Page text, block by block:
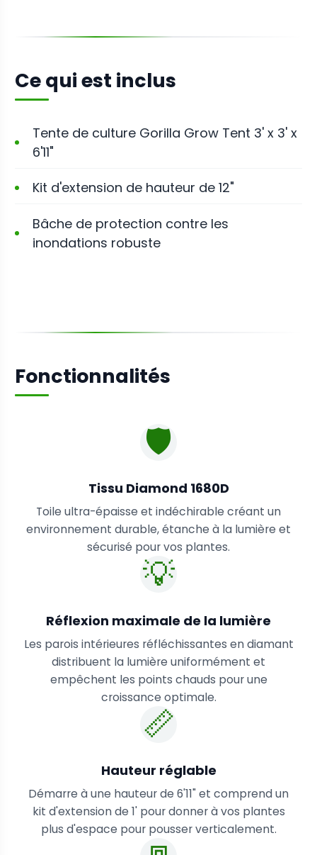
Ce qui est inclus
Tente de culture Gorilla Grow Tent 3' x 3' x
6'11"
Kit d'extension de hauteur de 12"
Bâche de protection contre les
inondations robuste
Fonctionnalités
🛡️
Tissu Diamond 1680D
Toile ultra-épaisse et indéchirable créant un
environnement durable, étanche à la lumière et
sécurisé pour vos plantes.
💡
Réflexion maximale de la lumière
Les parois intérieures réfléchissantes en diamant
distribuent la lumière uniformément et
empêchent les points chauds pour une
croissance optimale.
📏
Hauteur réglable
Démarre à une hauteur de 6'11" et comprend un
kit d'extension de 1' pour donner à vos plantes
plus d'espace pour pousser verticalement.